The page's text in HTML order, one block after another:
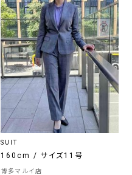
SUIT
160cm / サイズ11号
博多マルイ店